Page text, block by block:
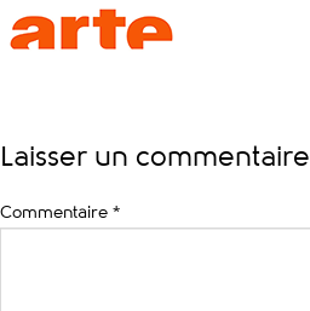
Laisser un commentaire
Commentaire *